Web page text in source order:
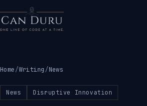
Home/Writing/News
News Disruptive Innovation